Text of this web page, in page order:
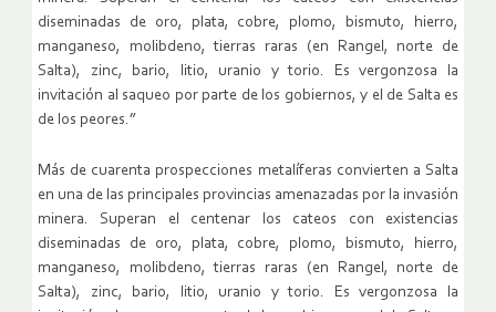
diseminadas de oro, plata, cobre, plomo, bismuto, hierro,
manganeso, molibdeno, tierras raras (en Rangel, norte de
Salta), zinc, bario, litio, uranio y torio. Es vergonzosa la
invitación al saqueo por parte de los gobiernos, y el de Salta es
de los peores.”
Más de cuarenta prospecciones metalíferas convierten a Salta
en una de las principales provincias amenazadas por la invasión
minera. Superan el centenar los cateos con existencias
diseminadas de oro, plata, cobre, plomo, bismuto, hierro,
manganeso, molibdeno, tierras raras (en Rangel, norte de
Salta), zinc, bario, litio, uranio y torio. Es vergonzosa la